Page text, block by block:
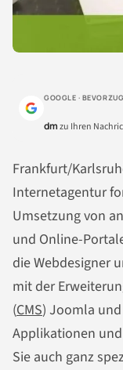
GOOGLE ·
dmzu Ihren
Frankfurt/
Internetagentur
Umsetzung von
und Online-
die Webdesigner
mit der
(CMS) Joomla
Applikationen
Sie auch ganz